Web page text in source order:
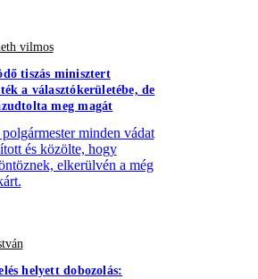
vilmos
tiszás minisztert
a választókerületébe, de
meg magát
minden vádat
és közölte, hogy
elkerülvén a még
helyett dobozolás: